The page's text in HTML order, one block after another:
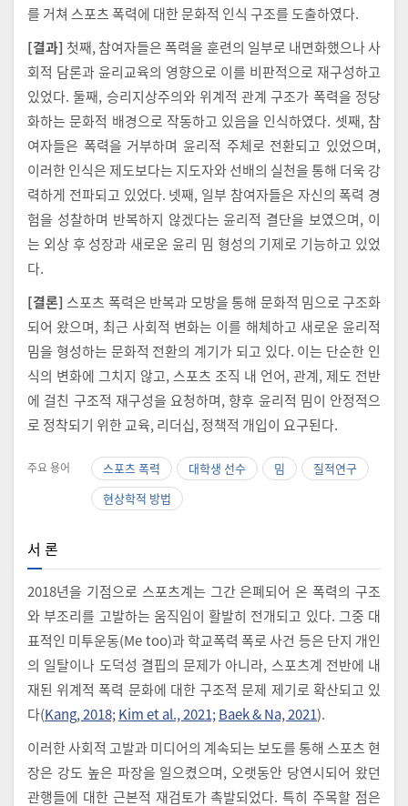
를 거쳐 스포츠 폭력에 대한 문화적 인식 구조를 도출하였다.
[결과] 첫째, 참여자들은 폭력을 훈련의 일부로 내면화했으나 사
회적 담론과 윤리교육의 영향으로 이를 비판적으로 재구성하고
있었다. 둘째, 승리지상주의와 위계적 관계 구조가 폭력을 정당
화하는 문화적 배경으로 작동하고 있음을 인식하였다. 셋째, 참
여자들은 폭력을 거부하며 윤리적 주체로 전환되고 있었으며,
이러한 인식은 제도보다는 지도자와 선배의 실천을 통해 더욱 강
력하게 전파되고 있었다. 넷째, 일부 참여자들은 자신의 폭력 경
험을 성찰하며 반복하지 않겠다는 윤리적 결단을 보였으며, 이
는 외상 후 성장과 새로운 윤리 밈 형성의 기제로 기능하고 있었
다.
[결론]스포츠 폭력은 반복과 모방을 통해 문화적 밈으로 구조화
되어 왔으며, 최근 사회적 변화는 이를 해체하고 새로운 윤리적
밈을 형성하는 문화적 전환의 계기가 되고 있다. 이는 단순한 인
식의 변화에 그치지 않고, 스포츠 조직 내 언어, 관계, 제도 전반
에 걸친 구조적 재구성을 요청하며, 향후 윤리적 밈이 안정적으
로 정착되기 위한 교육, 리더십, 정책적 개입이 요구된다.
주요 용어 스포츠 폭력 대학생 선수 밈
질적연구
현상학적 방법
서 론
2018년을 기점으로 스포츠계는 그간 은폐되어 온 폭력의 구조
와 부조리를 고발하는 움직임이 활발히 전개되고 있다. 그중 대
표적인 미투운동(Me too)과 학교폭력 폭로 사건 등은 단지 개인
의 일탈이나 도덕성 결핍의 문제가 아니라, 스포츠계 전반에 내
재된 위계적 폭력 문화에 대한 구조적 문제 제기로 확산되고 있
다(Kang, 2018;Kim et al., 2021;Baek & Na, 2021).
이러한 사회적 고발과 미디어의 계속되는 보도를 통해 스포츠 현
장은 강도 높은 파장을 일으켰으며, 오랫동안 당연시되어 왔던
관행들에 대한 근본적 재검토가 촉발되었다. 특히 주목할 점은